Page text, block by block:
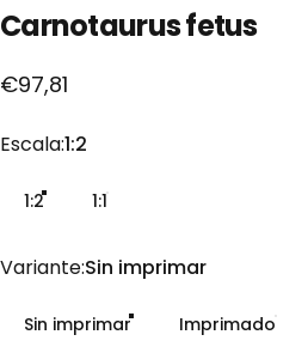
Carnotaurusfetus
€97,81
Escala
Escala:1:2
1:2 1:1
Variante
Variante:Sin imprimar
Sin imprimar Imprimado